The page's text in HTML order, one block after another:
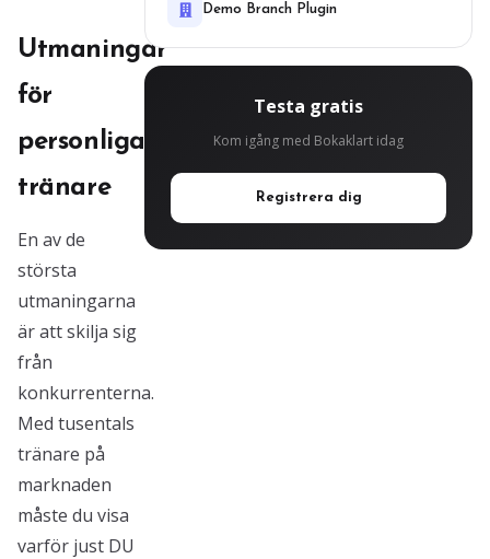
Utmaningar
för
personliga
tränare
En av de
största
utmaningarna
är att skilja sig
från
konkurrenterna.
Med tusentals
tränare på
marknaden
måste du visa
varför just DU
Demo Branch Plugin
Testa gratis
Kom igång med Bokaklart idag
Registrera dig